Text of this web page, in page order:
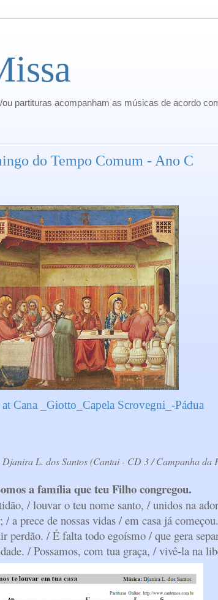
partituras acompanham as músicas de acordo
do Tempo Comum - Ano C
Cana _Giotto_Capela Scrovegni_-Pádua
L. dos Santos (Cantai - CD 3 / Campanha
a família que teu Filho congregou.
/ louvar o teu nome santo, / unidos na
a prece de nossas vidas / em casa já começou.
perdão. / É falta todo egoísmo / que gera
/ Possamos, com tua graça, / vivê-la na